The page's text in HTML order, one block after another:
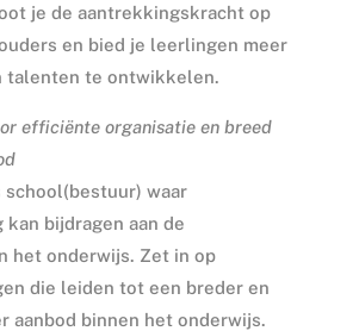
je de aantrekkingskracht op
en bied je leerlingen meer
talenten te ontwikkelen.
efficiënte organisatie en breed
school(bestuur) waar
kan bijdragen aan de
het onderwijs. Zet in op
die leiden tot een breder en
aanbod binnen het onderwijs.